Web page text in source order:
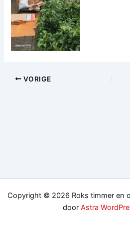
VORIGE
Copyright © 2026 Roks timmer en
door Astra